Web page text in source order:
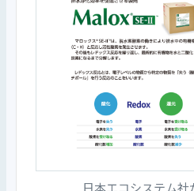
日本エコシステム